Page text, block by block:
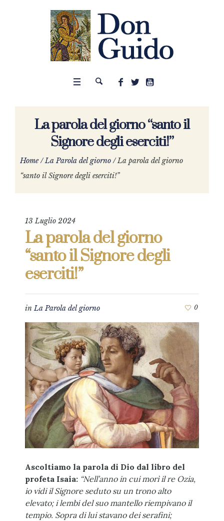
La parola del giorno “santo il
Signore degli eserciti!”
Home /La Parola del giorno /La parola del giorno
“santo il Signore degli eserciti!”
13 Luglio 2024
La parola del giorno
“santo il Signore degli
eserciti!”
inLa Parola del giorno 0
Ascoltiamo la parola di Dio dal libro del
profeta Isaia: “Nell’anno in cui morì il re Ozia,
io vidi il Signore seduto su un trono alto
elevato; i lembi del suo mantello riempivano il
tempio. Sopra di lui stavano dei serafini;